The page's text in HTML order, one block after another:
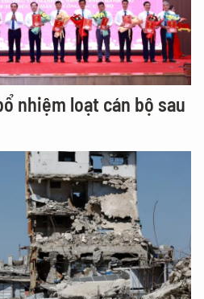
nhiệm loạt cán bộ sau